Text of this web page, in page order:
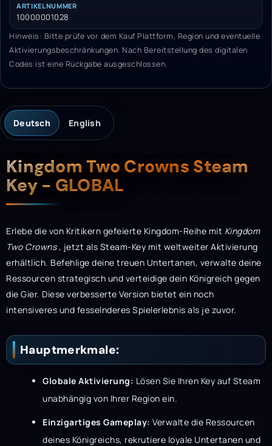
ARTIKELNUMMER
10000001028
Hinweis: Bitte prüfe vor dem Kauf Plattform, Region und eventuelle
Aktivierungsbeschränkungen. Nach Bereitstellung des digitalen
Codes ist eine Rückgabe ausgeschlossen.
Deutsch English
Beschreibung
Kingdom Two Crowns Steam
Key - GLOBAL
Erlebe die von Kritikern gefeierte Kingdom-Reihe mit Kingdom
Two Crowns, jetzt als Steam-Key mit weltweiter Aktivierung
erhältlich. Befehlige deine treuen Untertanen, verwalte deine
Ressourcen strategisch und verteidige dein Königreich gegen
die Gier. Diese verbesserte Version bietet ein noch
intensiveres und fesselnderes Spielerlebnis als je zuvor.
Hauptmerkmale:
Globale Aktivierung: Lösen Sie Ihren Key auf Steam
unabhängig von Ihrer Region ein.
Einzigartiges Gameplay: Verwalte die Ressourcen
deines Königreichs, rekrutiere loyale Untertanen und